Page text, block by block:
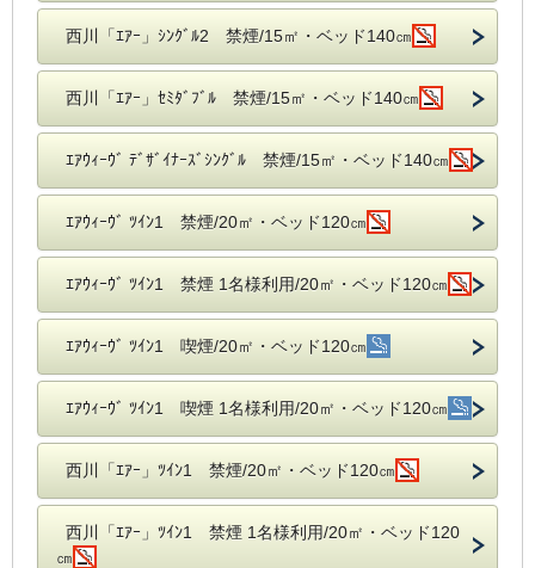
西川「ｴｱｰ」ｼﾝｸﾞﾙ2 禁煙/15㎡・ベッド140㎝
西川「ｴｱｰ」ｾﾐﾀﾞﾌﾞﾙ 禁煙/15㎡・ベッド140㎝
ｴｱｳｨｰｳﾞ ﾃﾞｻﾞｲﾅｰｽﾞｼﾝｸﾞﾙ 禁煙/15㎡・ベッド140㎝
ｴｱｳｨｰｳﾞ ﾂｲﾝ1 禁煙/20㎡・ベッド120㎝
ｴｱｳｨｰｳﾞ ﾂｲﾝ1 禁煙 1名様利用/20㎡・ベッド120㎝
ｴｱｳｨｰｳﾞ ﾂｲﾝ1 喫煙/20㎡・ベッド120㎝
ｴｱｳｨｰｳﾞ ﾂｲﾝ1 喫煙 1名様利用/20㎡・ベッド120㎝
西川「ｴｱｰ」ﾂｲﾝ1 禁煙/20㎡・ベッド120㎝
西川「ｴｱｰ」ﾂｲﾝ1 禁煙 1名様利用/20㎡・ベッド120
㎝